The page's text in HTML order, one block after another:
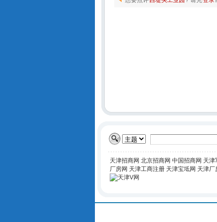
天津招商网 北京招商网 中国招商网 天津
厂房网 天津工商注册 天津宝坻网 天津厂